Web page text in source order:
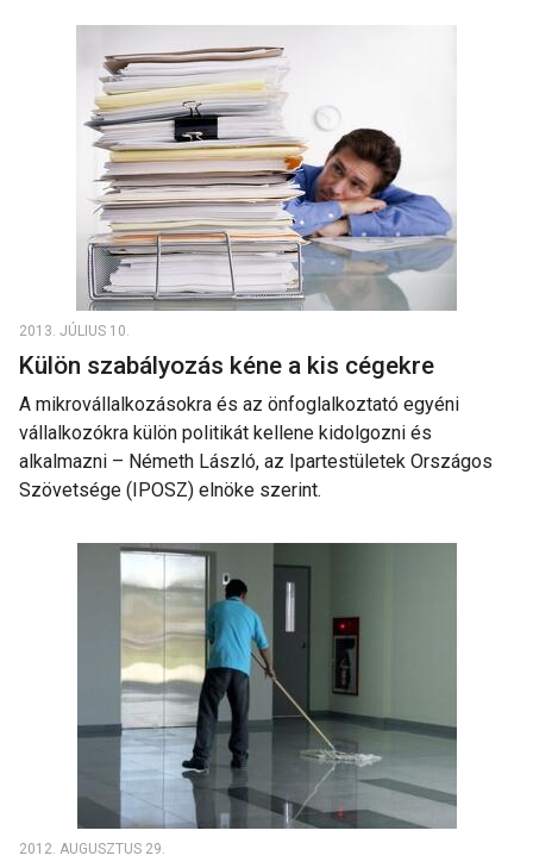
2013. JÚLIUS 10.
Külön szabályozás kéne a kis cégekre
A mikrovállalkozásokra és az önfoglalkoztató egyéni
vállalkozókra külön politikát kellene kidolgozni és
alkalmazni – Németh László, az Ipartestületek Országos
Szövetsége (IPOSZ) elnöke szerint.
2012. AUGUSZTUS 29.